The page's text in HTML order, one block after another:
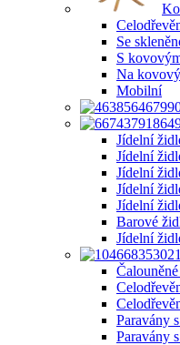
Se
S
Na
Mobilní
Jídelní
Jídelní
Jídelní
Jídelní
Jídelní
Barové
Jídelní
Paravány
Paravány